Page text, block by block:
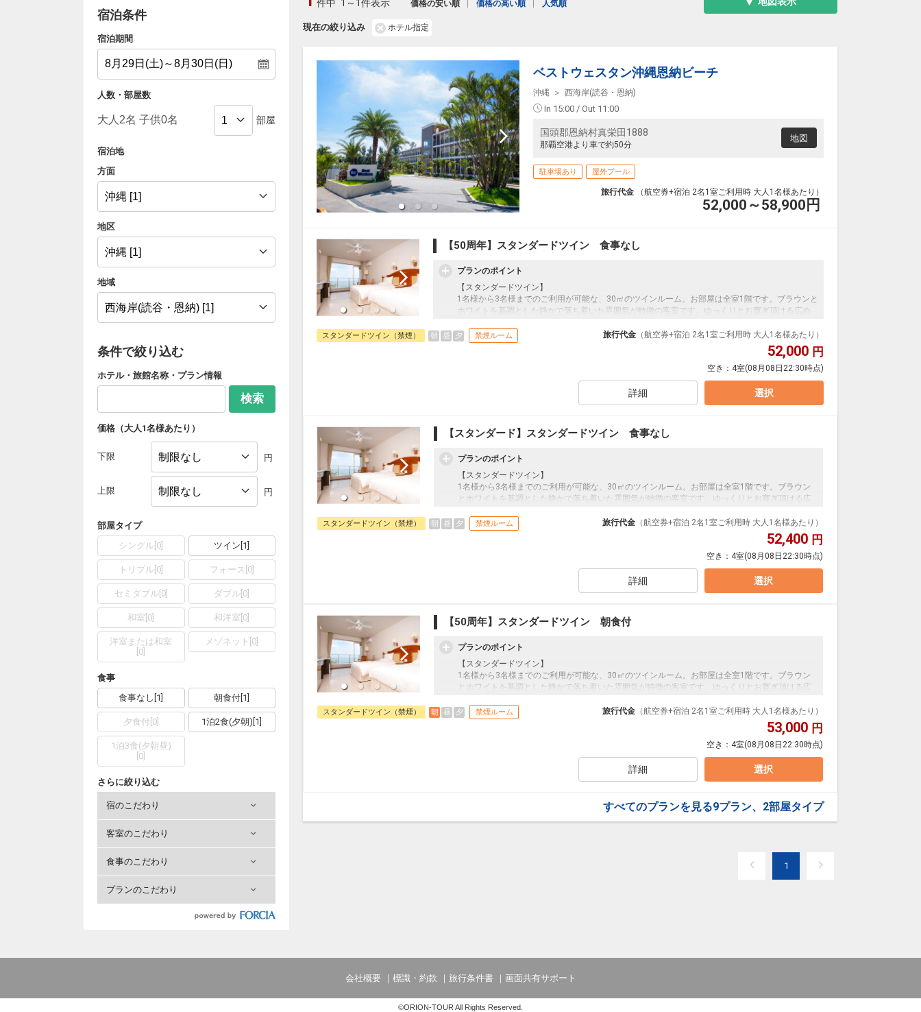
宿泊条件
宿泊期間
人数・部屋数
部屋
宿泊地
方面
地区
地域
条件で絞り込む
ホテル・旅館名称・プラン情報
検索
価格（大人1名様あたり）
下限 円
上限 円
部屋タイプ
シングル 0 ツイン 1
トリプル 0 フォース 0]
セミダブル[ 0] ダブル 0
和室 0 和洋室 0
洋室または和室
0
メゾネット 0
食事
食事なし 1 朝食付 1
夕食付 0] 1泊2食(夕朝) 1
1泊3食(夕朝昼)
0
さらに絞り込む
宿のこだわり
客室のこだわり
食事のこだわり
プランのこだわり
現在の絞り込み ホテル指定
件中 1～1件表示 価格の安い順 価格の高い順 人気順
ベストウェスタン沖縄恩納ビーチ
沖縄 西海岸(読谷・恩納)
In 15:00 / Out 11:00
国頭郡恩納村真栄田1888
那覇空港より車で約50分
地図
駐車場あり 屋外プール
旅行代金 （航空券+宿泊 2名1室ご利用時 大人1名様あたり）
52,000～58,900 円
【50周年】スタンダードツイン 食事なし
プランのポイント
【スタンダードツイン】
1名様から3名様までのご利用が可能な、30㎡のツインルーム。お部屋は全室1階です。ブラウンと
ホワイトを基調とした静かで落ち着いた雰囲気が特徴の客室です。ゆっくりとお寛ぎ頂ける広め
過ごしいただけます。
スタンダードツイン（禁煙） 朝 昼 夕 禁煙ルーム 旅行代金 （航空券+宿泊 2名1室ご利用時 大人1名様あたり）
52,000 円
空き： 4室(08月08日22:30時点)
詳細 選択
【スタンダード】スタンダードツイン 食事なし
プランのポイント
【スタンダードツイン】
1名様から3名様までのご利用が可能な、30㎡のツインルーム。お部屋は全室1階です。ブラウン
とホワイトを基調とした静かで落ち着いた雰囲気が特徴の客室です。ゆっくりとお寛ぎ頂ける広
お過ごしいただけます。
スタンダードツイン（禁煙） 朝 昼 夕 禁煙ルーム 旅行代金 （航空券+宿泊 2名1室ご利用時 大人1名様あたり）
52,400 円
空き： 4室(08月08日22:30時点)
詳細 選択
【50周年】スタンダードツイン 朝食付
プランのポイント
【スタンダードツイン】
1名様から3名様までのご利用が可能な、30㎡のツインルーム。お部屋は全室1階です。ブラウン
とホワイトを基調とした静かで落ち着いた雰囲気が特徴の客室です。ゆっくりとお寛ぎ頂ける広
お過ごしいただけます。
沖縄の旬の食材を盛り込んだ多彩なバイキングをご用意しております。
スタンダードツイン（禁煙） 朝 昼 夕 禁煙ルーム 旅行代金 （航空券+宿泊 2名1室ご利用時 大人1名様あたり）
53,000 円
空き： 4室(08月08日22:30時点)
詳細 選択
すべてのプランを見る9プラン、2部屋タイプ
1
会社概要 標識・約款 旅行条件書 画面共有サポート
©ORION-TOUR All Rights Reserved.